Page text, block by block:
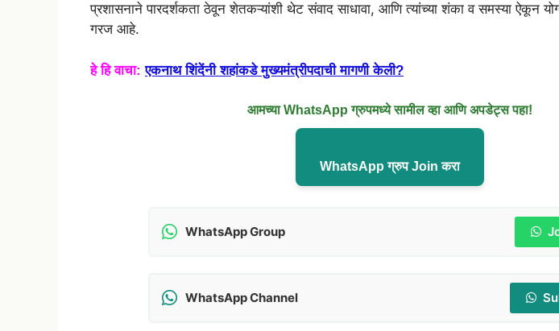
प्रशासनाने पारदर्शकता ठेवून शेतकऱ्यांशी थेट संवाद साधावा, आणि त्यांच्या शंका व समस्या ऐकून
गरज आहे.
हे हि वाचा:एकनाथ शिंदेंनी शहांकडे मुख्यमंत्रीपदाची मागणी केली?
आमच्या WhatsApp ग्रुपमध्ये सामील व्हा आणि अपडेट्स पहा!
WhatsApp ग्रुप Join करा
WhatsApp Group
WhatsApp Channel